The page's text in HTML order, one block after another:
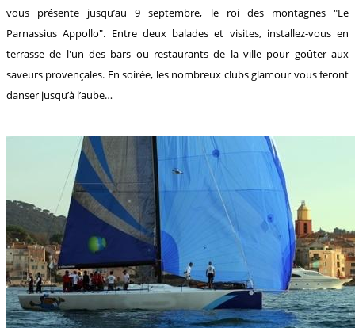
vous présente jusqu’au 9 septembre, le roi des montagnes "Le
Parnassius Appollo". Entre deux balades et visites, installez-vous en
terrasse de l'un des bars ou restaurants de la ville pour goûter aux
saveurs provençales. En soirée, les nombreux clubs glamour vous feront
danser jusqu’à l’aube…